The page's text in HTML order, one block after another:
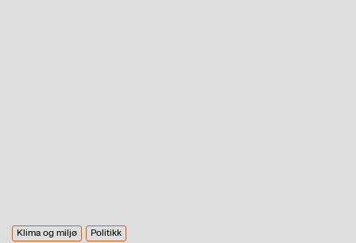
Klima og miljø Politikk